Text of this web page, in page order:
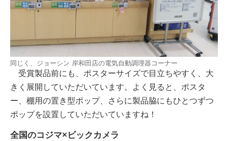
同じく、ジョーシン 岸和田店の電気自動調理器コーナー
受賞製品前にも、ポスターサイズで目立ちやすく、大
きく展開していただいています。よく見ると、ポスタ
ー、棚用の置き型ポップ、さらに製品脇にもひとつずつ
ポップを設置していただいていますね！
全国のコジマ×ビックカメラ